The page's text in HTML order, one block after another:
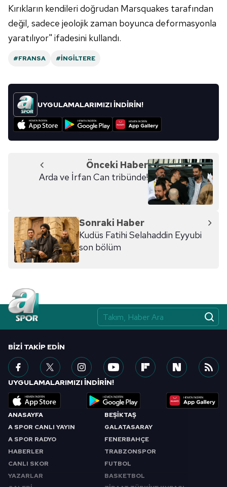
Kırıkların kendileri doğrudan Marsquakes tarafından
değil, sadece jeolojik zaman boyunca deformasyonla
yaratılıyor" ifadesini kullandı.
#FRANSA #İNGILTERE
UYGULAMALARIMIZI İNDİRİN!
Önceki Haber
Arda ve İrfan Can tribünde!
Sonraki Haber
Kudüs Fatihi Selahaddin Eyyubi
son bölüm
ANASAYFA
A SPOR CANLI YAYIN
A SPOR RADYO
HABERLER
CANLI SKOR
YAZARLAR
BEŞİKTAŞ
GALATASARAY
FENERBAHÇE
TRABZONSPOR
FUTBOL
BASKETBOL
BIZI TAKIP EDIN
UYGULAMALARIMIZI İNDİRİN!